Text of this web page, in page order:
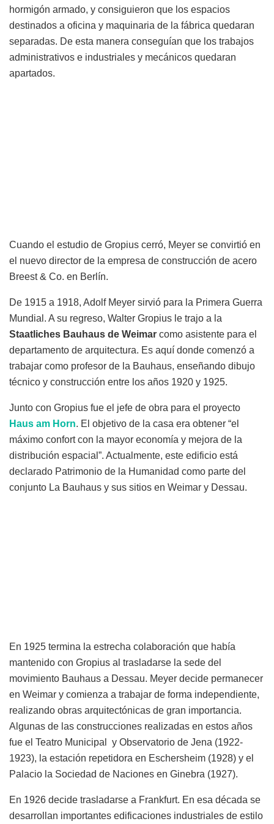
hormigón armado, y consiguieron que los espacios
destinados a oficina y maquinaria de la fábrica quedaran
separadas. De esta manera conseguían que los trabajos
administrativos e industriales y mecánicos quedaran
apartados.
Cuando el estudio de Gropius cerró, Meyer se convirtió en
el nuevo director de la empresa de construcción de acero
Breest & Co. en Berlín.
De 1915 a 1918, Adolf Meyer sirvió para la Primera Guerra
Mundial. A su regreso, Walter Gropius le trajo a la
Staatliches Bauhaus de Weimar como asistente para el
departamento de arquitectura. Es aquí donde comenzó a
trabajar como profesor de la Bauhaus, enseñando dibujo
técnico y construcción entre los años 1920 y 1925.
Junto con Gropius fue el jefe de obra para el proyecto
Haus am Horn. El objetivo de la casa era obtener “el
máximo confort con la mayor economía y mejora de la
distribución espacial”. Actualmente, este edificio está
declarado Patrimonio de la Humanidad como parte del
conjunto La Bauhaus y sus sitios en Weimar y Dessau.
En 1925 termina la estrecha colaboración que había
mantenido con Gropius al trasladarse la sede del
movimiento Bauhaus a Dessau. Meyer decide permanecer
en Weimar y comienza a trabajar de forma independiente,
realizando obras arquitectónicas de gran importancia.
Algunas de las construcciones realizadas en estos años
fue el Teatro Municipal y Observatorio de Jena (1922-
1923), la estación repetidora en Eschersheim (1928) y el
Palacio la Sociedad de Naciones en Ginebra (1927).
En 1926 decide trasladarse a Frankfurt. En esa década se
desarrollan importantes edificaciones industriales de estilo